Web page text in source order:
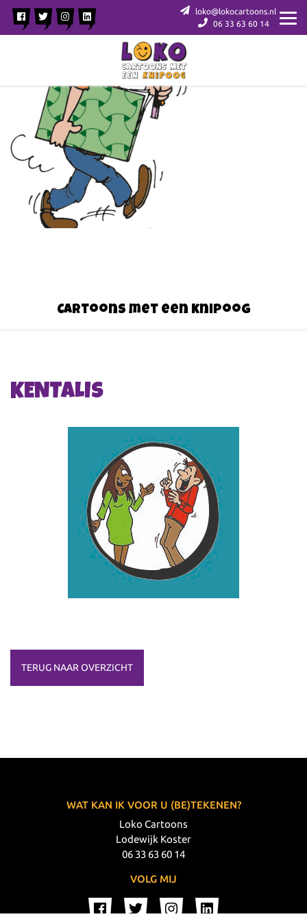
loko@lokocartoons.nl
06 33 63 60 14
Cartoons met een knipoog
KENTALIS
TERUG NAAR OVERZICHT
WAT KAN IK VOOR U (BE)TEKENEN?
Loko Cartoons
Lodewijk Koster
06 33 63 60 14
VOLG MIJ